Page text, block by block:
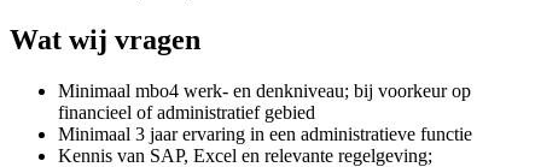
Wat wij vragen
Minimaal mbo4 werk- en denkniveau; bij voorkeur op
financieel of administratief gebied
Minimaal 3 jaar ervaring in een administratieve functie
Kennis van SAP, Excel en relevante regelgeving;